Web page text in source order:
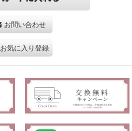
お問い合わせ
お気に入り登録